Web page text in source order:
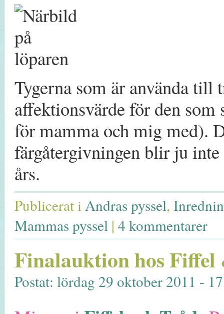
Tygerna som är använda till
affektionsvärde för den som
för mamma och mig med).
färgåtergivningen blir ju inte
års.
Publicerat iAndras pyssel,
Mammas pyssel | 4 kommentarer
Finalauktion hos
Postat: lördag 29 oktober 2011 -